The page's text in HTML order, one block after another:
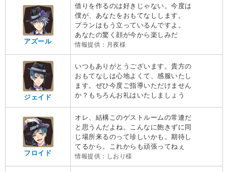
アズール
借りを作るのは好きじゃない。今度は
僕が、あなたをおもてなしします。
プランはもう立っているんですよ。
あなたの驚く顔が今から楽しみだ
情報提供：月夜様
ジェイド
いつもありがとうございます。貴方の
おもてなしは心地よくて、感服いたし
ます。ぜひ今度ご指導いただけません
か？もちろんお礼はいたしましょう
フロイド
オレ、結構このゲストルームの常連だ
と思うんだよね。こんなに飽きずに同
じ場所来るのって珍しいかも。期待し
てるから。これからも頑張ってねぇ
情報提供：しおり様